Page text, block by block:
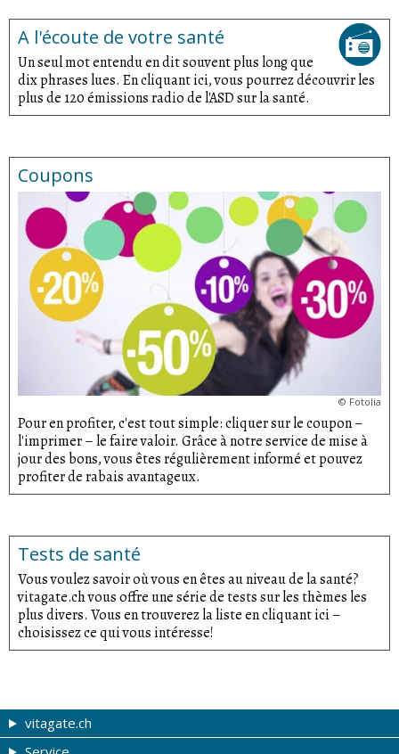
A l'écoute de votre santé
Un seul mot entendu en dit souvent plus long que
dix phrases lues. En cliquant ici, vous pourrez découvrir les
plus de 120 émissions radio de l'ASD sur la santé.
Coupons
© Fotolia
Pour en profiter, c'est tout simple: cliquer sur le coupon –
l'imprimer – le faire valoir. Grâce à notre service de mise à
jour des bons, vous êtes régulièrement informé et pouvez
profiter de rabais avantageux.
Tests de santé
Vous voulez savoir où vous en êtes au niveau de la santé?
vitagate.ch vous offre une série de tests sur les thèmes les
plus divers. Vous en trouverez la liste en cliquant ici –
choisissez ce qui vous intéresse!
vitagate.ch